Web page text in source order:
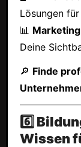
Lösungen
📊
Deine
🔎 Finde
6️⃣
Wissen